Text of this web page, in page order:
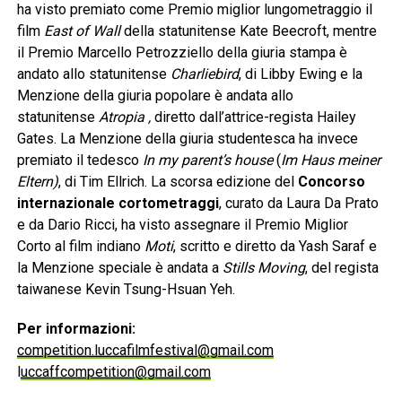
ha visto premiato come Premio miglior lungometraggio il
film East of Walldella statunitense Kate Beecroft, mentre
il Premio Marcello Petrozziello della giuria stampa è
andato allo statunitense Charliebird, di Libby Ewing e la
Menzione della giuria popolare è andata allo
statunitense Atropia , diretto dall’attrice-regista Hailey
Gates. La Menzione della giuria studentesca ha invece
premiato il tedescoIn my parent’s house(Im Haus meiner
Eltern), di Tim Ellrich. La scorsa edizione del Concorso
internazionale cortometraggi, curato da Laura Da Prato
e da Dario Ricci, ha visto assegnare il Premio Miglior
Corto al film indiano Moti, scritto e diretto da Yash Saraf e
la Menzione speciale è andata a Stills Moving, del regista
taiwanese Kevin Tsung-Hsuan Yeh.
Per informazioni:
competition.luccafilmfestival@gmail.com
uccaffcompetition@gmail.com